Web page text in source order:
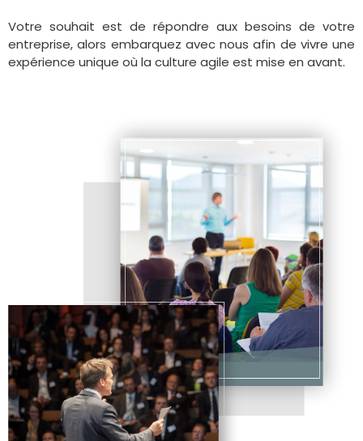
Votre souhait est de répondre aux besoins de votre
entreprise, alors embarquez avec nous afin de vivre une
expérience unique où la culture agile est mise en avant.